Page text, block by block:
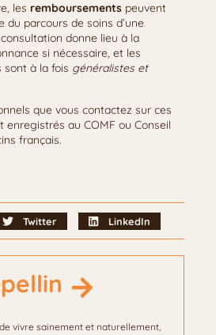
les remboursements peuvent
parcours de soins d’une
donne lieu à la
si nécessaire, et les
sont à la fois généralistes et
que vous contactez sur ces
enregistrés au COMF ou Conseil
français.
Twitter LinkedIn
vivre sainement et naturellement,